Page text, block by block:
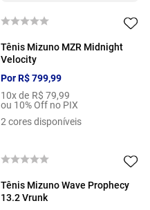
Tênis Mizuno MZR Midnight
Velocity
PorR$ 799,99
10x de R$ 79,99
ou 10% Off no PIX
2 cores disponíveis
Tênis Mizuno Wave Prophecy
13.2 Vrunk